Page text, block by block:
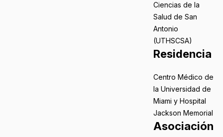
Ciencias de la
Salud de San
Antonio
(UTHSCSA)
Residencia
Centro Médico de
la Universidad de
Miami y Hospital
Jackson Memorial
Asociación